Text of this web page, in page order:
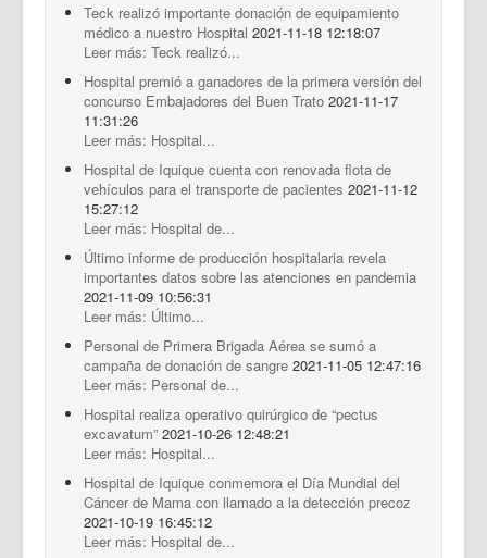
Teck realizó importante donación de equipamiento
médico a nuestro Hospital 2021-11-18 12:18:07
Leer más: Teck realizó...
Hospital premió a ganadores de la primera versión del
concurso Embajadores del Buen Trato 2021-11-17
11:31:26
Leer más: Hospital...
Hospital de Iquique cuenta con renovada flota de
vehículos para el transporte de pacientes 2021-11-12
15:27:12
Leer más: Hospital de...
Último informe de producción hospitalaria revela
importantes datos sobre las atenciones en pandemia
2021-11-09 10:56:31
Leer más: Último...
Personal de Primera Brigada Aérea se sumó a
campaña de donación de sangre 2021-11-05 12:47:16
Leer más: Personal de...
Hospital realiza operativo quirúrgico de “pectus
excavatum” 2021-10-26 12:48:21
Leer más: Hospital...
Hospital de Iquique conmemora el Día Mundial del
Cáncer de Mama con llamado a la detección precoz
2021-10-19 16:45:12
Leer más: Hospital de...